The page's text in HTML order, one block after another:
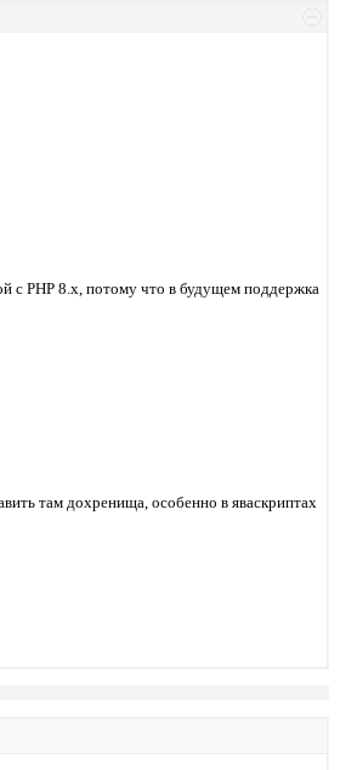
с PHP 8.x, потому что в будущем поддержка
там дохренища, особенно в яваскриптах